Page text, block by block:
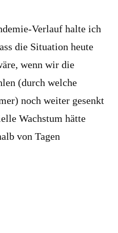
Verlauf halte ich
die Situation heute
wenn wir die
(durch welche
noch weiter gesenkt
Wachstum hätte
von Tagen